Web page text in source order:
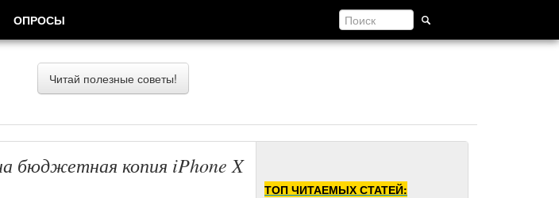
Читай полезные советы!
бюджетная копия iPhone X
ТОП ЧИТАЕМЫХ СТАТЕЙ:
ОПРОСЫ